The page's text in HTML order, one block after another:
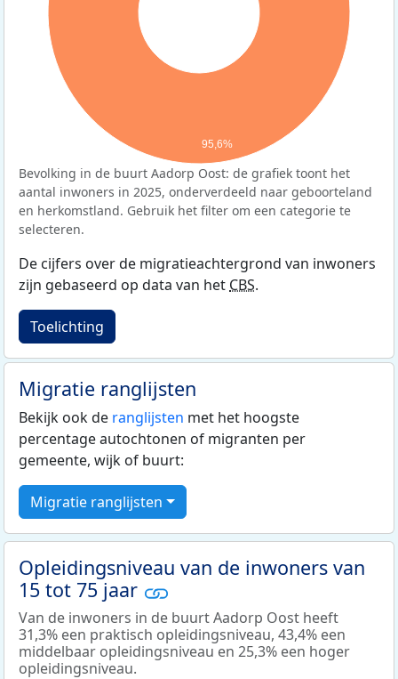
95,6%
Bevolking in de buurt Aadorp Oost: de grafiek toont het
aantal inwoners in 2025, onderverdeeld naar geboorteland
en herkomstland. Gebruik het filter om een categorie te
selecteren.
De cijfers over de migratieachtergrond van inwoners
zijn gebaseerd op data van het CBS.
Toelichting
Migratie ranglijsten
Bekijk ook de ranglijsten met het hoogste
percentage autochtonen of migranten per
gemeente, wijk of buurt:
Migratie ranglijsten
Opleidingsniveau van de inwoners van
15 tot 75 jaar
Van de inwoners in de buurt Aadorp Oost heeft
31,3% een praktisch opleidingsniveau, 43,4% een
middelbaar opleidingsniveau en 25,3% een hoger
opleidingsniveau.